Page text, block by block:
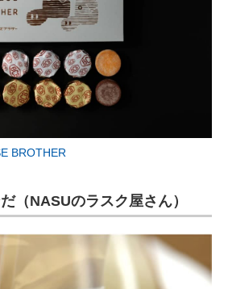
BROTHER
（NASUのラスク屋さん）